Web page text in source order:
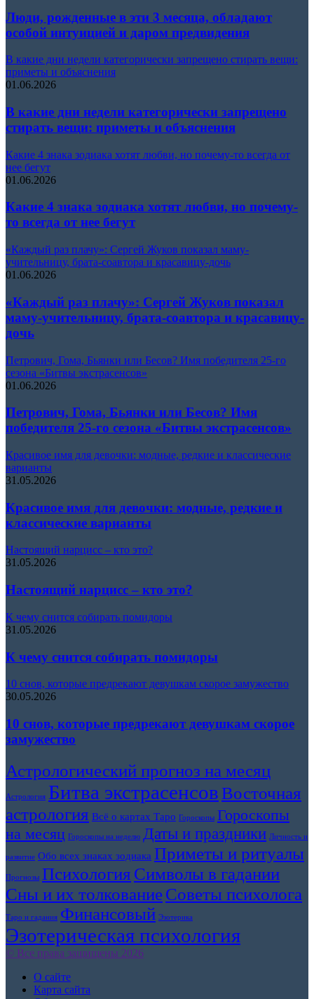
Люди, рожденные в эти 3 месяца, обладают
особой интуицией и даром предвидения
В какие дни недели категорически запрещено стирать вещи:
приметы и объяснения
01.06.2026
В какие дни недели категорически запрещено
стирать вещи: приметы и объяснения
Какие 4 знака зодиака хотят любви, но почему-то всегда от
нее бегут
01.06.2026
Какие 4 знака зодиака хотят любви, но почему-
то всегда от нее бегут
«Каждый раз плачу»: Сергей Жуков показал маму-
учительницу, брата-соавтора и красавицу-дочь
01.06.2026
«Каждый раз плачу»: Сергей Жуков показал
маму-учительницу, брата-соавтора и красавицу-
дочь
Петрович, Гома, Бьянки или Бесов? Имя победителя 25-го
сезона «Битвы экстрасенсов»
01.06.2026
Петрович, Гома, Бьянки или Бесов? Имя
победителя 25-го сезона «Битвы экстрасенсов»
Красивое имя для девочки: модные, редкие и классические
варианты
31.05.2026
Красивое имя для девочки: модные, редкие и
классические варианты
Настоящий нарцисс – кто это?
31.05.2026
Настоящий нарцисс – кто это?
К чему снится собирать помидоры
31.05.2026
К чему снится собирать помидоры
10 снов, которые предрекают девушкам скорое замужество
30.05.2026
10 снов, которые предрекают девушкам скорое
замужество
Астрологический прогноз на месяц
Астрология Битва экстрасенсовВосточная
астрология Всё о картах Таро Гороскопы Гороскопы
на месяц Гороскопы на неделю Даты и праздники Личность и
развитие Обо всех знаках зодиака Приметы и ритуалы
Прогнозы Психология Символы в гадании
Сны и их толкованиеСоветы психолога
Таро и гадания Финансовый Эзотерика
Эзотерическая психология
© Все права защищены 2026
О сайте
Карта сайта